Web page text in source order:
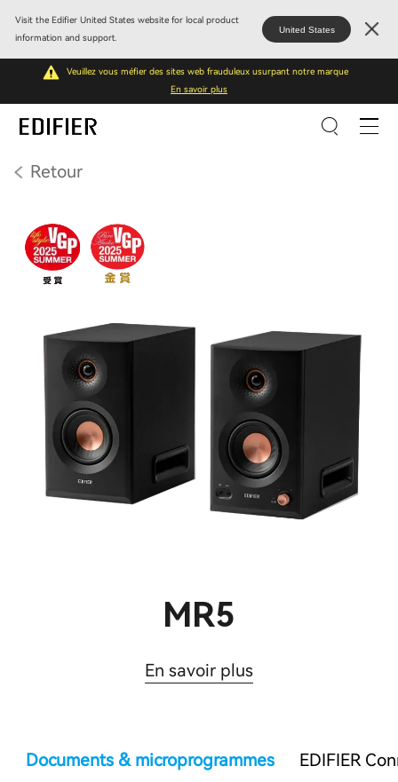
Visit the Edifier United States website for local product
information and support.
United States
Veuillez vous méfier des sites web frauduleux usurpant notre marque
En savoir plus
Retour
MR5
En savoir plus
Documents & microprogrammes EDIFIER